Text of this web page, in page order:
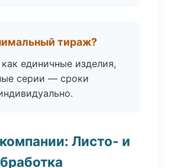
тираж?
единичные изделия,
серии — сроки
Листо- и